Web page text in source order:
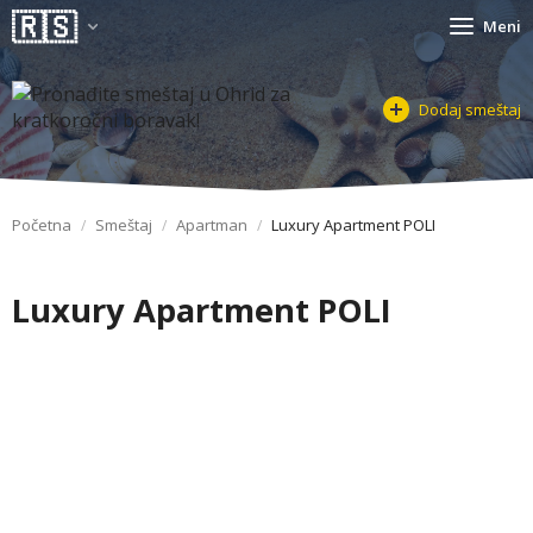
Meni
Dodaj smeštaj
Početna Smeštaj Apartman Luxury Apartment POLI
Luxury Apartment POLI